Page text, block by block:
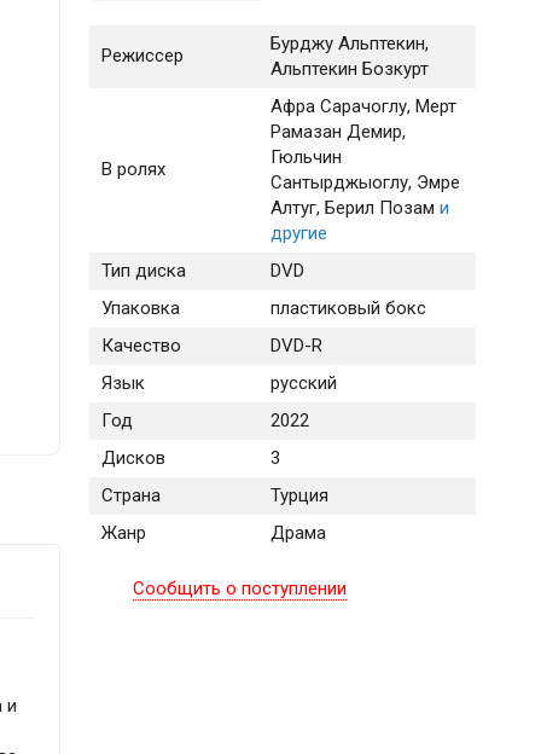
Режиссер
Бурджу Альптекин,
Альптекин Бозкурт
В ролях
Афра Сарачоглу, Мерт
Рамазан Демир,
Гюльчин
Сантырджыоглу, Эмре
Алтуг, Берил Позам и
другие
Тип диска
DVD
Упаковка
пластиковый бокс
Качество
DVD-R
Язык
русский
Год
2022
Дисков
3
Страна
Турция
Жанр
Драма
Сообщить о поступлении
и